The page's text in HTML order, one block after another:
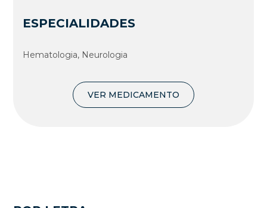
ESPECIALIDADES
Hematologia, Neurologia
VER MEDICAMENTO